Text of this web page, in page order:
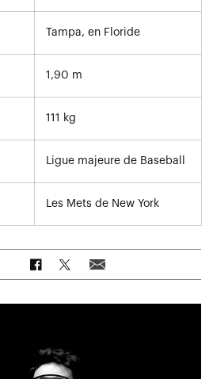
Tampa, en Floride
1,90 m
111 kg
Ligue majeure de Baseball
Les Mets de New York
Partager sur Facebook
Partager sur TwitterPartager par e-mail